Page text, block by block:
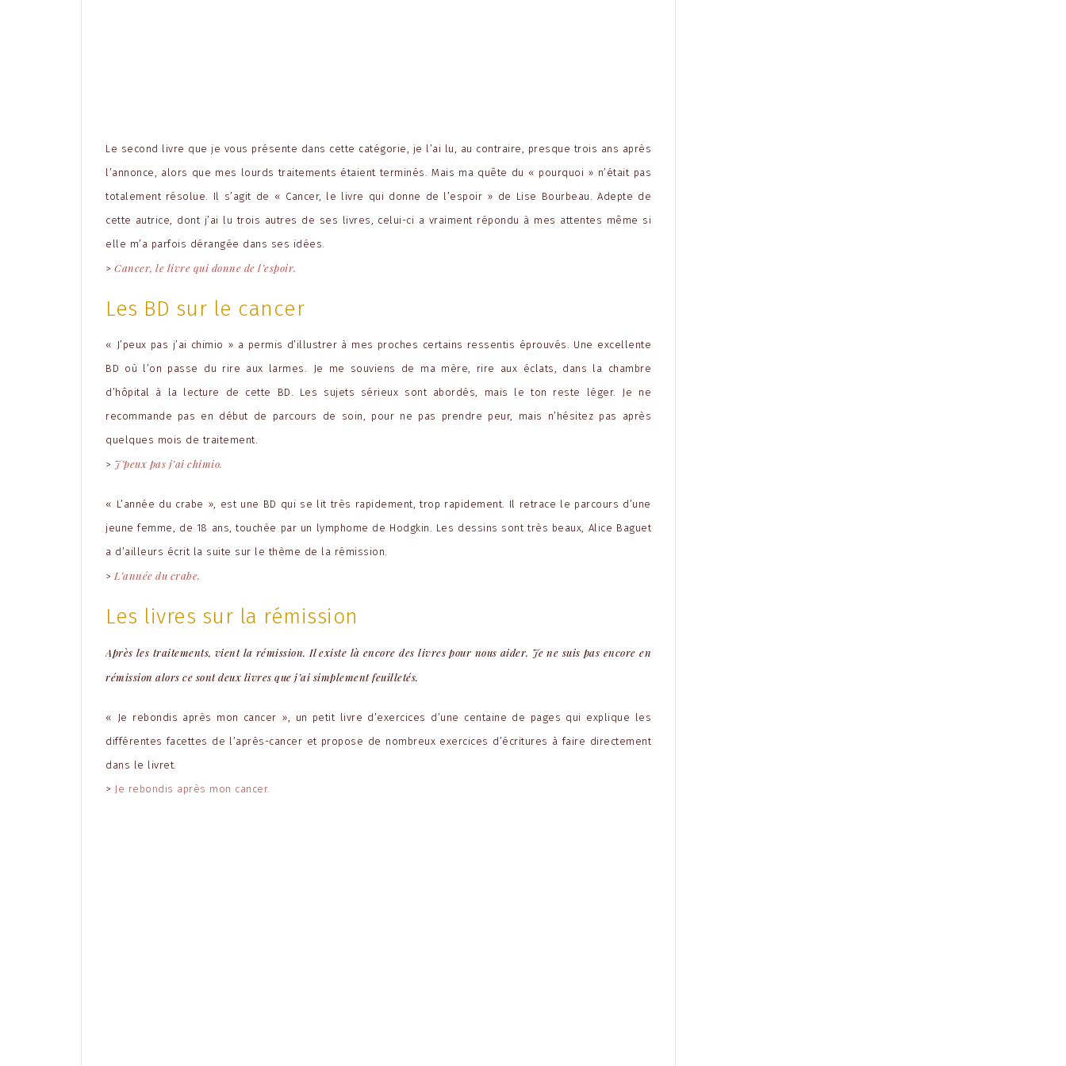
Le second livre que je vous présente dans cette catégorie, je l’ai lu, au contraire, presque trois ans après
l’annonce, alors que mes lourds traitements étaient terminés. Mais ma quête du « pourquoi » n’était pas
totalement résolue. Il s’agit de « Cancer, le livre qui donne de l’espoir » de Lise Bourbeau. Adepte de
cette autrice, dont j’ai lu trois autres de ses livres, celui-ci a vraiment répondu à mes attentes même si
elle m’a parfois dérangée dans ses idées.
> Cancer, le livre qui donne de l’espoir.
Les BD sur le cancer
« J’peux pas j’ai chimio » a permis d’illustrer à mes proches certains ressentis éprouvés. Une excellente
BD où l’on passe du rire aux larmes. Je me souviens de ma mère, rire aux éclats, dans la chambre
d’hôpital à la lecture de cette BD. Les sujets sérieux sont abordés, mais le ton reste léger. Je ne
recommande pas en début de parcours de soin, pour ne pas prendre peur, mais n’hésitez pas après
quelques mois de traitement.
> J’peux pas j’ai chimio.
« L’année du crabe », est une BD qui se lit très rapidement, trop rapidement. Il retrace le parcours d’une
jeune femme, de 18 ans, touchée par un lymphome de Hodgkin. Les dessins sont très beaux, Alice Baguet
a d’ailleurs écrit la suite sur le thème de la rémission.
> L’année du crabe.
Les livres sur la rémission
Après les traitements, vient la rémission. Il existe là encore des livres pour nous aider. Je ne suis pas encore en
rémission alors ce sont deux livres que j’ai simplement feuilletés.
« Je rebondis après mon cancer », un petit livre d’exercices d’une centaine de pages qui explique les
différentes facettes de l’après-cancer et propose de nombreux exercices d’écritures à faire directement
dans le livret.
> Je rebondis après mon cancer.